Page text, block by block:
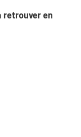
retrouver en